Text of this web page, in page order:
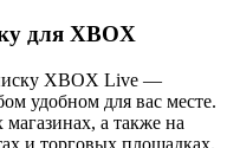
для XBOX
XBOX Live —
удобном для вас месте.
а также на
и торговых площадках.